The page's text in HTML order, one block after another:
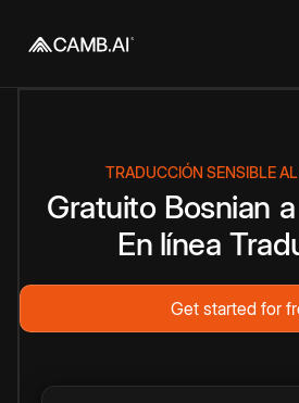
TRADUCCIÓN SENSIBLE
Gratuito Bosnian a
En línea
Get started for